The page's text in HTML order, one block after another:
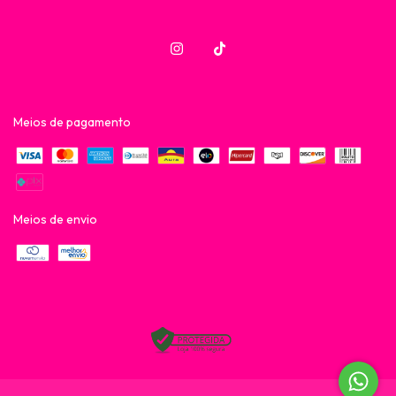
Meios de pagamento
Meios de envio